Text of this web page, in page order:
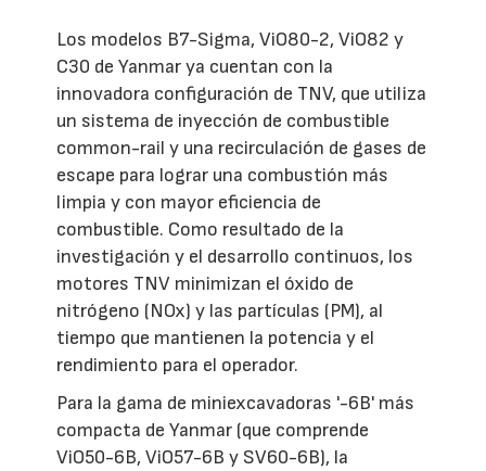
Los modelos B7-Sigma, ViO80-2, ViO82 y
C30 de Yanmar ya cuentan con la
innovadora configuración de TNV, que utiliza
un sistema de inyección de combustible
common-rail y una recirculación de gases de
escape para lograr una combustión más
limpia y con mayor eficiencia de
combustible. Como resultado de la
investigación y el desarrollo continuos, los
motores TNV minimizan el óxido de
nitrógeno (NOx) y las partículas (PM), al
tiempo que mantienen la potencia y el
rendimiento para el operador.
Para la gama de miniexcavadoras '-6B' más
compacta de Yanmar (que comprende
ViO50-6B, ViO57-6B y SV60-6B), la